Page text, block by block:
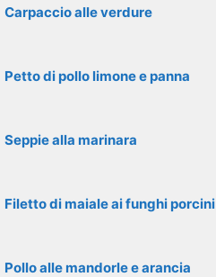
Carpaccio alle verdure
Petto di pollo limone e panna
Seppie alla marinara
Filetto di maiale ai funghi porcini
Pollo alle mandorle e arancia